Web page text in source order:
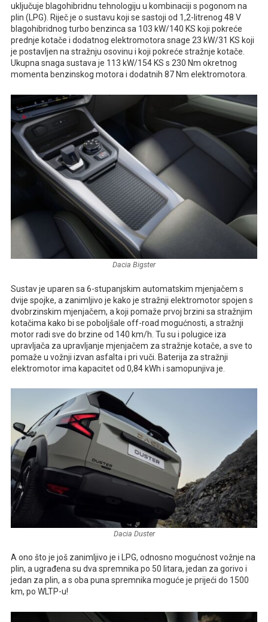
uključuje blagohibridnu tehnologiju u kombinaciji s pogonom na
plin (LPG). Riječ je o sustavu koji se sastoji od 1,2-litrenog 48 V
blagohibridnog turbo benzinca sa 103 kW/140 KS koji pokreće
prednje kotače i dodatnog elektromotora snage 23 kW/31 KS koji
je postavljen na stražnju osovinu i koji pokreće stražnje kotače.
Ukupna snaga sustava je 113 kW/154 KS s 230 Nm okretnog
momenta benzinskog motora i dodatnih 87 Nm elektromotora.
Dacia Bigster
Sustav je uparen sa 6-stupanjskim automatskim mjenjačem s
dvije spojke, a zanimljivo je kako je stražnji elektromotor spojen s
dvobrzinskim mjenjačem, a koji pomaže prvoj brzini sa stražnjim
kotačima kako bi se poboljšale off-road mogućnosti, a stražnji
motor radi sve do brzine od 140 km/h. Tu su i polugice iza
upravljača za upravljanje mjenjačem za stražnje kotače, a sve to
pomaže u vožnji izvan asfalta i pri vuči. Baterija za stražnji
elektromotor ima kapacitet od 0,84 kWh i samopunjiva je.
Dacia Duster
A ono što je još zanimljivo je i LPG, odnosno mogućnost vožnje na
plin, a ugrađena su dva spremnika po 50 litara, jedan za gorivo i
jedan za plin, a s oba puna spremnika moguće je prijeći do 1500
km, po WLTP-u!